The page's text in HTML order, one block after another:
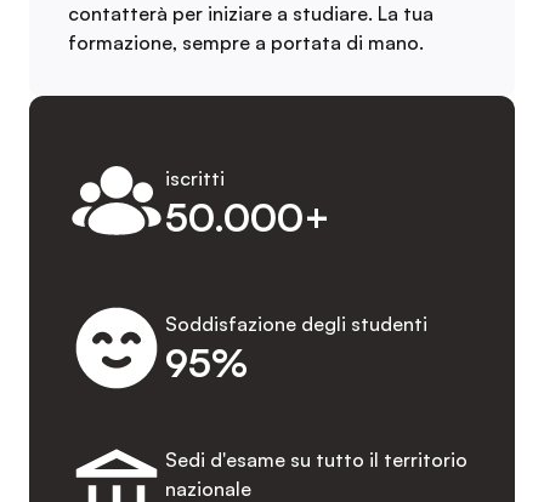
contatterà per iniziare a studiare. La tua
formazione, sempre a portata di mano.
50.000+
iscritti
95%
Soddisfazione degli studenti
Sedi d'esame su tutto il territorio
nazionale